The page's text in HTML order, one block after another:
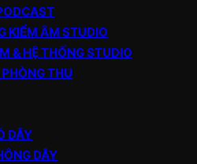
KIỂM ÂM STUDIO
& HỆ THỐNG STUDIO
THU
DÂY
DÂY